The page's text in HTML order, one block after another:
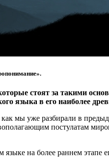
стоят за такими
языка в его наиболее
мы уже разбирали в
постулатам
на более раннем этапе